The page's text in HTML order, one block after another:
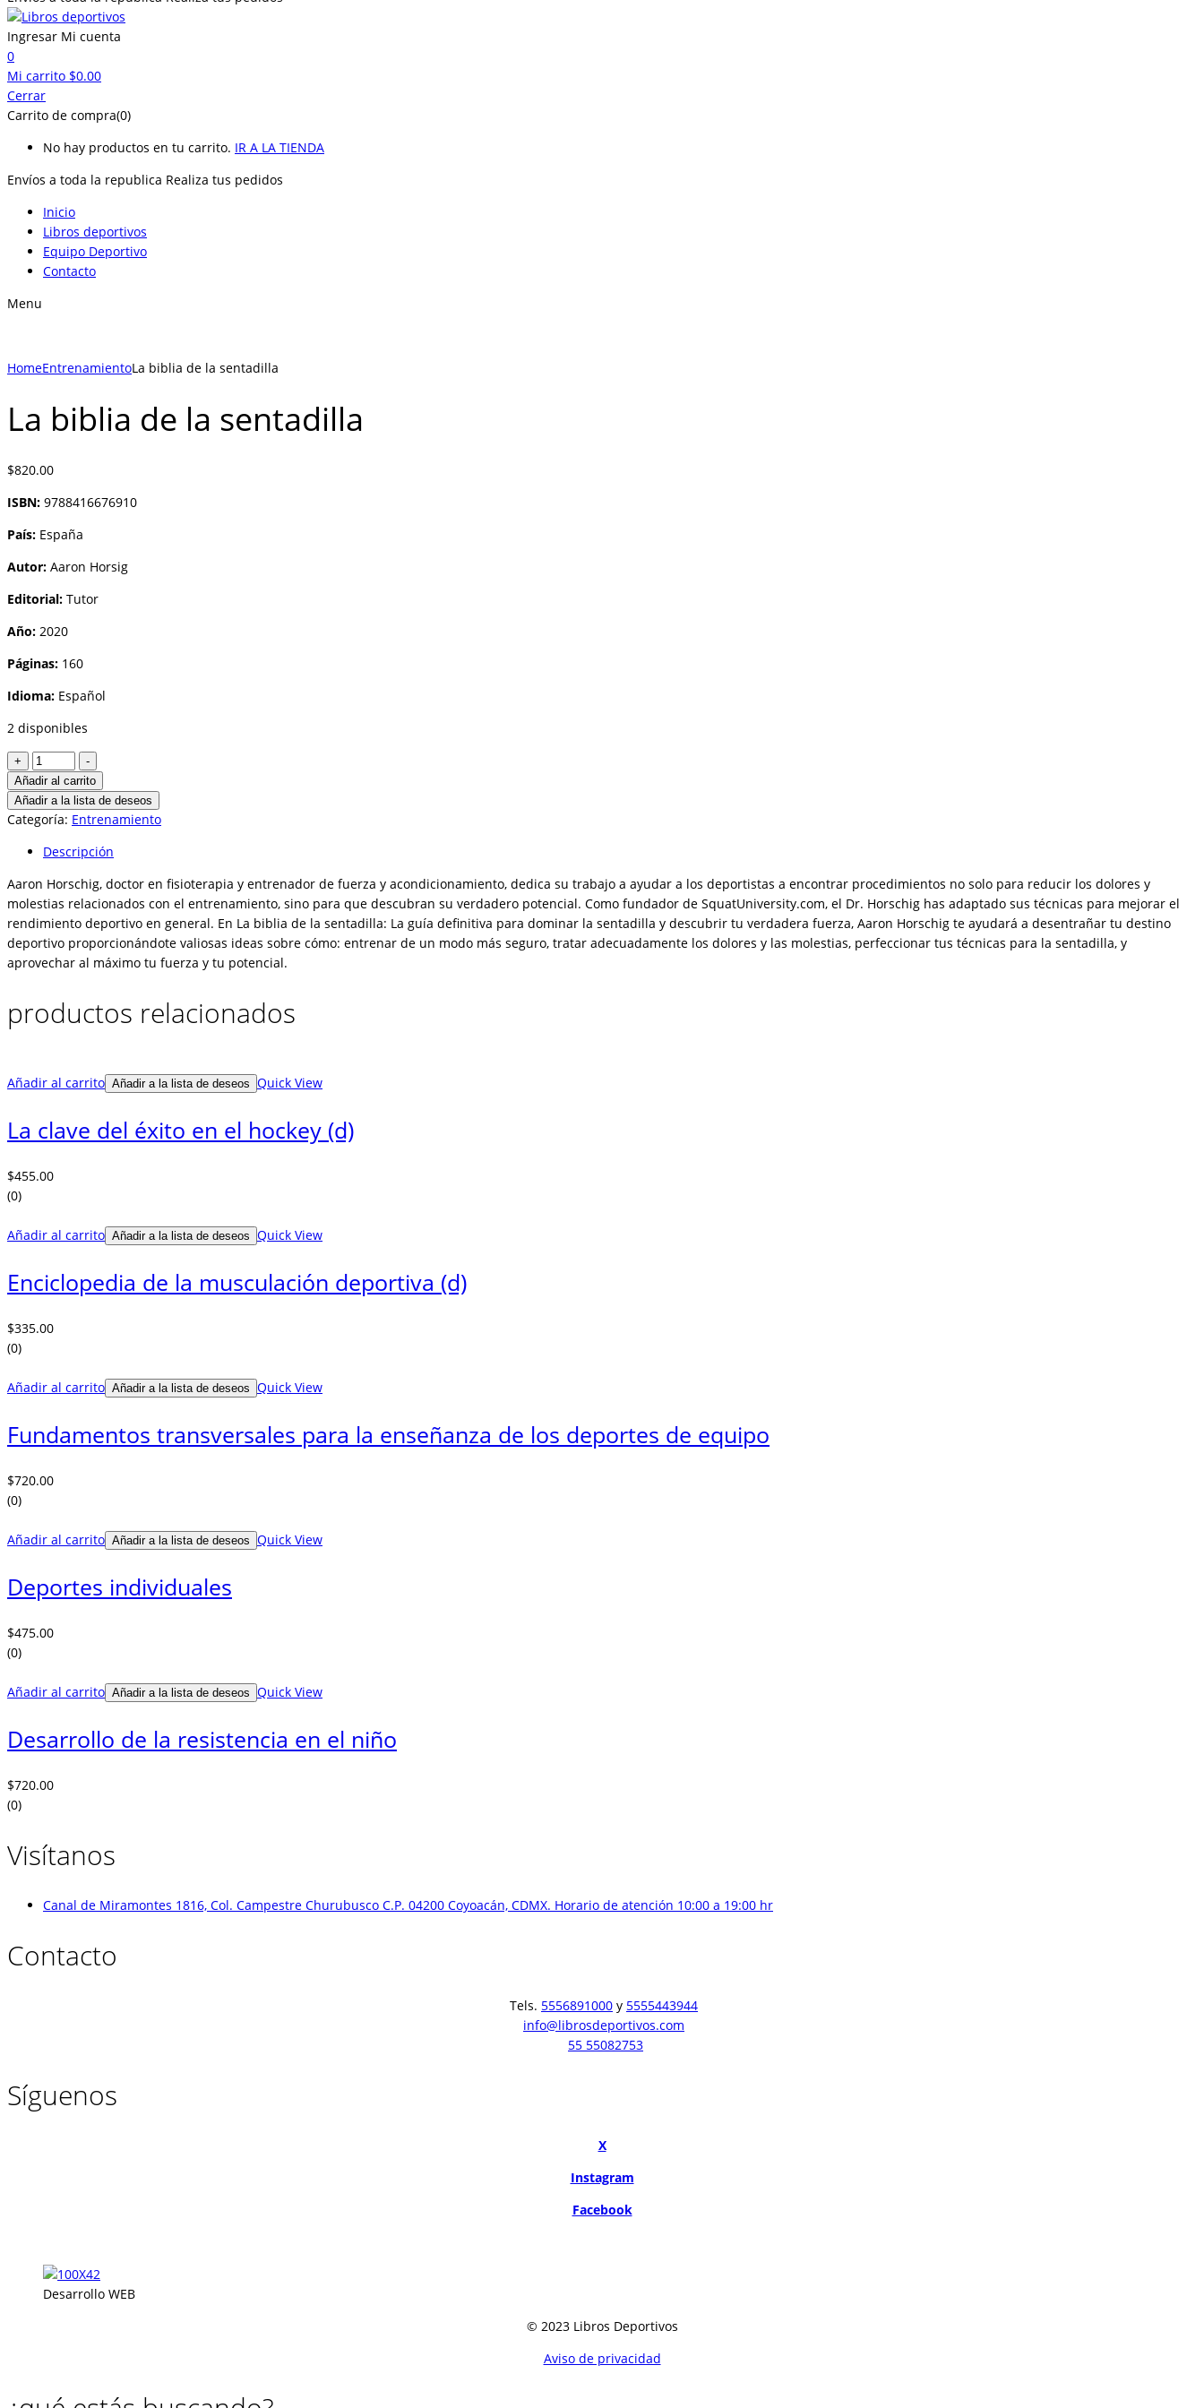
Ingresar Mi cuenta
0
Mi carrito $0.00
Cerrar
Carrito de compra(0)
No hay productos en tu carrito. IR A LA TIENDA
Envíos a toda la republica Realiza tus pedidos
Inicio
Libros deportivos
Equipo Deportivo
Contacto
Menu
HomeEntrenamientoLa biblia de la sentadilla
La biblia de la sentadilla
$820.00
ISBN: 9788416676910
País: España
Autor: Aaron Horsig
Editorial: Tutor
Año: 2020
Páginas: 160
Idioma: Español
2 disponibles
+
La
biblia
de
la
cantidad
-
Añadir al carrito
Añadir a la lista de deseos
Categoría: Entrenamiento
Descripción
Aaron Horschig, doctor en fisioterapia y entrenador de fuerza y acondicionamiento, dedica su trabajo a ayudar a los deportistas a encontrar procedimientos no solo para reducir los dolores y
molestias relacionados con el entrenamiento, sino para que descubran su verdadero potencial. Como fundador de SquatUniversity.com, el Dr. Horschig has adaptado sus técnicas para mejorar el
rendimiento deportivo en general. En La biblia de la sentadilla: La guía definitiva para dominar la sentadilla y descubrir tu verdadera fuerza, Aaron Horschig te ayudará a desentrañar tu destino
deportivo proporcionándote valiosas ideas sobre cómo: entrenar de un modo más seguro, tratar adecuadamente los dolores y las molestias, perfeccionar tus técnicas para la sentadilla, y
aprovechar al máximo tu fuerza y tu potencial.
productos relacionados
Añadir al carrito Añadir a la lista de deseos Quick View
La clave del éxito en el hockey (d)
$455.00
(0)
Añadir al carrito Añadir a la lista de deseos Quick View
Enciclopedia de la musculación deportiva (d)
$335.00
(0)
Añadir al carrito Añadir a la lista de deseos Quick View
Fundamentos transversales para la enseñanza de los deportes de equipo
$720.00
(0)
Añadir al carrito Añadir a la lista de deseos Quick View
Deportes individuales
$475.00
(0)
Añadir al carrito Añadir a la lista de deseos Quick View
Desarrollo de la resistencia en el niño
$720.00
(0)
Visítanos
Canal de Miramontes 1816, Col. Campestre Churubusco C.P. 04200 Coyoacán, CDMX. Horario de atención 10:00 a 19:00 hr
Contacto
Tels. 5556891000 y 5555443944
info@librosdeportivos.com
55 55082753
Síguenos
X
Instagram
Facebook
Desarrollo WEB
© 2023 Libros Deportivos
Aviso de privacidad